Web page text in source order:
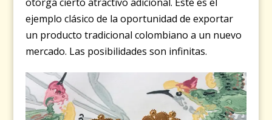
ejemplo clásico de la oportunidad de exportar
un producto tradicional colombiano a un nuevo
mercado. Las posibilidades son infinitas.